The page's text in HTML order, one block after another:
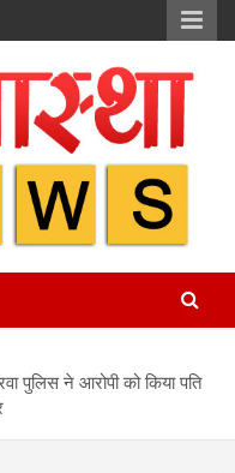
पुलिस ने आरोपी को किया पति